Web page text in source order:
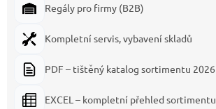
Regály pro firmy (B2B)
Kompletní servis, vybavení skladů
PDF – tištěný katalog sortimentu 2026
EXCEL – kompletní přehled sortimentu